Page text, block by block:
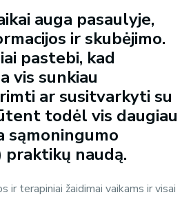
auga pasaulyje,
ir skubėjimo.
pastebi, kad
vis sunkiau
ar susitvarkyti su
todėl vis daugiau
sąmoningumo
praktikų naudą.
ir terapiniai žaidimai vaikams ir visai